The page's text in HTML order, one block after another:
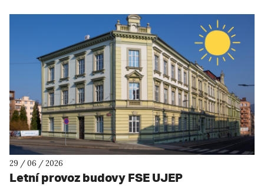
29 / 06 / 2026
Letní provoz budovy FSE UJEP